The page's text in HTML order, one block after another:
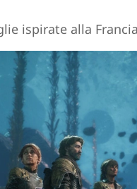
ispirate alla